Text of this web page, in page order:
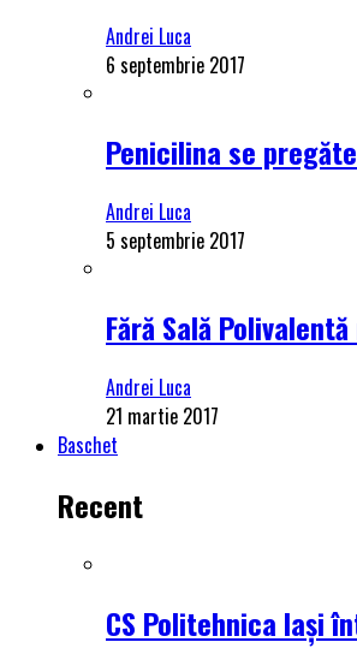
Andrei Luca
6 septembrie 2017
Penicilina se
Andrei Luca
5 septembrie 2017
Fără Sală
Andrei Luca
21 martie 2017
Baschet
Recent
CS Politehnica Iași